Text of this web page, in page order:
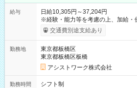
給与
日給10,305円～37,204円
※経験・能力等を考慮の上、加給・優遇い
間】試用期間なし
交通費別途支給あり
勤務地
東京都板橋区
東京都板橋区板橋
アシストワーク株式会社
勤務時間
シフト制